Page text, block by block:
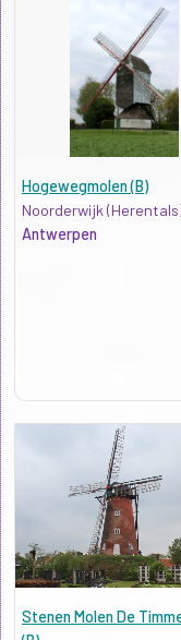
Hogewegmolen (B)
Noorderwijk
Antwerpen
Stenen Molen De